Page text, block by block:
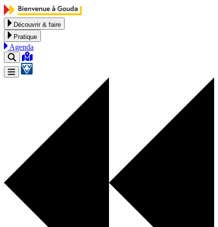
Aller au contenu
Découvrir & faire
Pratique
Agenda